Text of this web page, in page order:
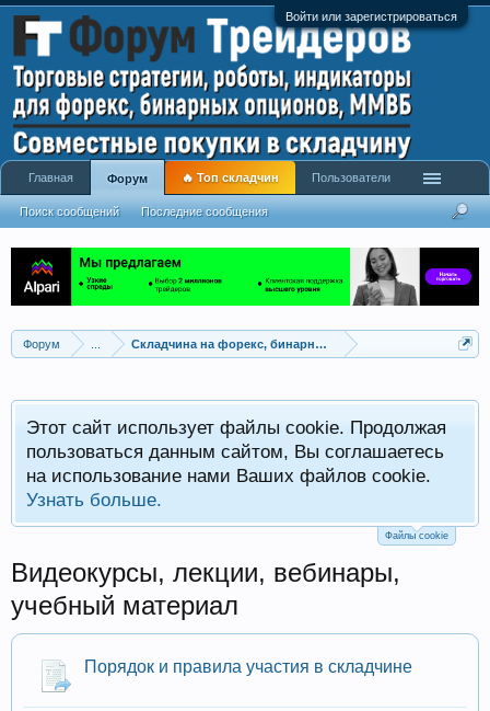
Войти или зарегистрироваться
Форум Складчина на форекс, бинарные опционы, ММВБ, CME
Этот сайт использует файлы cookie. Продолжая
пользоваться данным сайтом, Вы соглашаетесь
на использование нами Ваших файлов cookie.
Узнать больше.
Файлы cookie
Видеокурсы, лекции, вебинары,
учебный материал
Порядок и правила участия в складчине
Главная Форум
Поиск сообщений Последние сообщения
🔥 Топ складчин Пользователи